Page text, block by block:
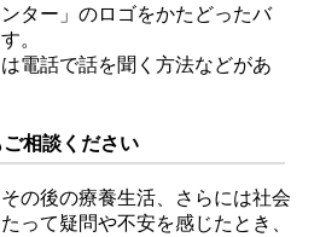
ンター」のロゴをかたどったバ
。
電話で話を聞く方法などがあ
相談ください
の後の療養生活、さらには社会
って疑問や不安を感じたとき、